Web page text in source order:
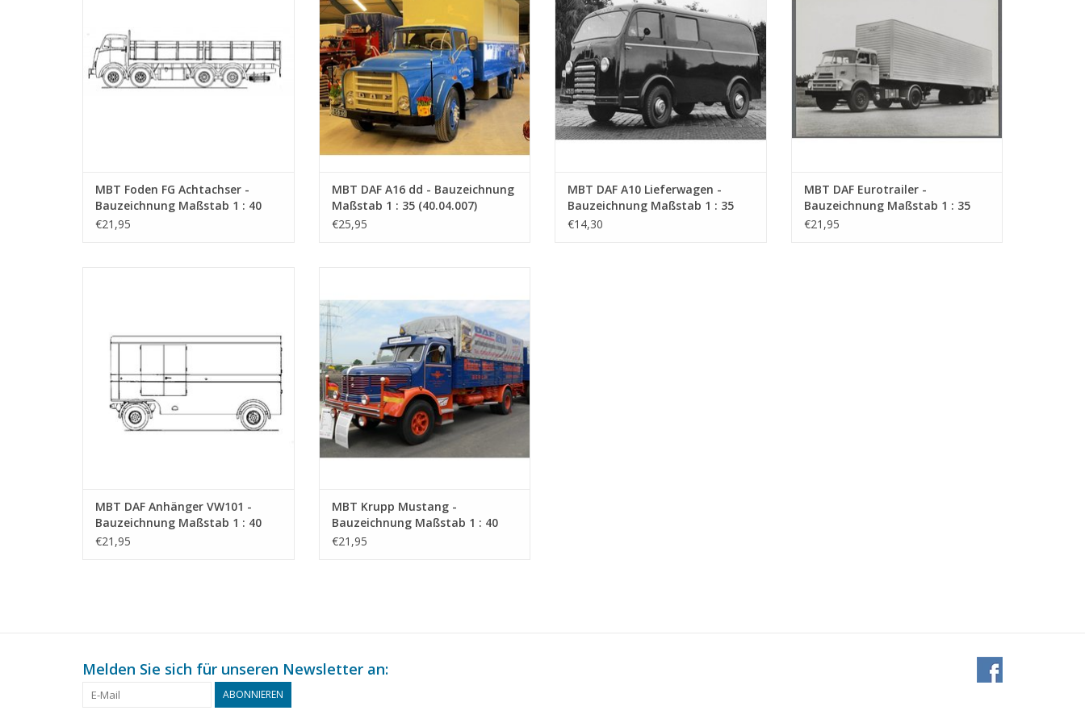
MBT Foden FG Achtachser -
Bauzeichnung Maßstab 1 : 40
(40.04.006)
€21,95
MBT DAF A16 dd - Bauzeichnung
Maßstab 1 : 35 (40.04.007)
€25,95
MBT DAF A10 Lieferwagen -
Bauzeichnung Maßstab 1 : 35
(40.04.008)
€14,30
MBT DAF Eurotrailer -
Bauzeichnung Maßstab 1 : 35
(40.04.009)
€21,95
MBT DAF Anhänger VW101 -
Bauzeichnung Maßstab 1 : 40
(40.04.010)
€21,95
ZUM WARENKORB HINZUFÜGEN
MBT Krupp Mustang -
Bauzeichnung Maßstab 1 : 40
(40.04.011)
€21,95
Melden Sie sich für unseren Newsletter an:
ABONNIEREN